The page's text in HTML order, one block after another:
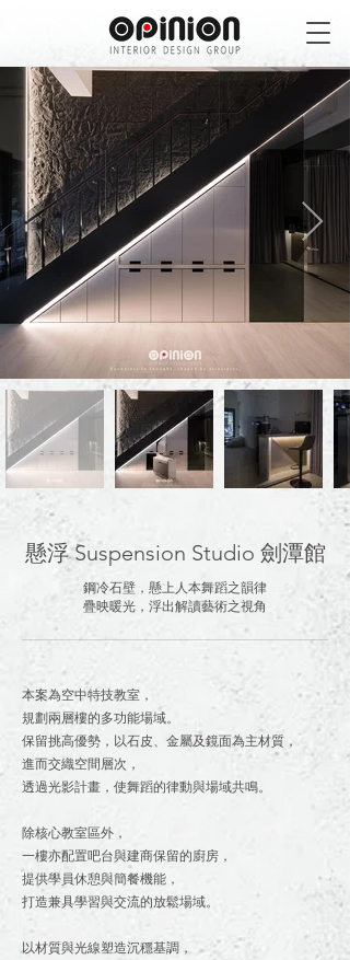
懸浮 Suspension Studio 劍潭館
鋼冷石壁，懸上人本舞蹈之韻律
疊映暖光，浮出解讀藝術之視角
本案為空中特技教室，
規劃兩層樓的多功能場域。
保留挑高優勢，以石皮、金屬及鏡面為主材質，
進而交織空間層次，
透過光影計畫，使舞蹈的律動與場域共鳴。
除核心教室區外，
一樓亦配置吧台與建商保留的廚房，
提供學員休憩與簡餐機能，
打造兼具學習與交流的放鬆場域。
以材質與光線塑造沉穩基調，